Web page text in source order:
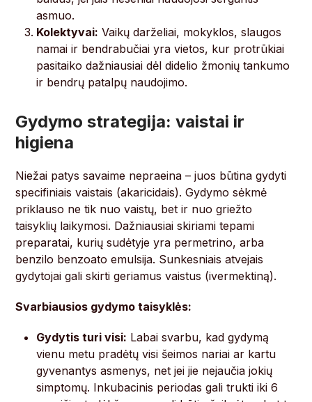
asmuo.
Kolektyvai: Vaikų darželiai, mokyklos, slaugos
namai ir bendrabučiai yra vietos, kur protrūkiai
pasitaiko dažniausiai dėl didelio žmonių tankumo
ir bendrų patalpų naudojimo.
Gydymo strategija: vaistai ir
higiena
Niežai patys savaime nepraeina – juos būtina gydyti
specifiniais vaistais (akaricidais). Gydymo sėkmė
priklauso ne tik nuo vaistų, bet ir nuo griežto
taisyklių laikymosi. Dažniausiai skiriami tepami
preparatai, kurių sudėtyje yra permetrino, arba
benzilo benzoato emulsija. Sunkesniais atvejais
gydytojai gali skirti geriamus vaistus (ivermektiną).
Svarbiausios gydymo taisyklės:
Gydytis turi visi: Labai svarbu, kad gydymą
vienu metu pradėtų visi šeimos nariai ar kartu
gyvenantys asmenys, net jei jie nejaučia jokių
simptomų. Inkubacinis periodas gali trukti iki 6